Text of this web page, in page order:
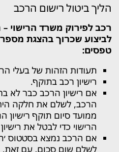
הליך ביטול רישום הרכב
רכב לפירוק משרד הרישוי
לביצוע שכרוך בהצגת
טפסים:
תעודות הזהות של בעלי
רישיון רכב בתוקף.
אם רישיון הרכב כבר לא
הרכב, לשלם את חלקה
ממועד סיום תוקף
הרישוי כדי לבטל את
אם הרכב נמצא בסטטוס
לשלם שום סכום. עם זאת,